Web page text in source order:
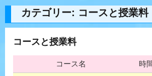
プ
カテゴリー: コースと授業料
コースと授業料
コース名 時